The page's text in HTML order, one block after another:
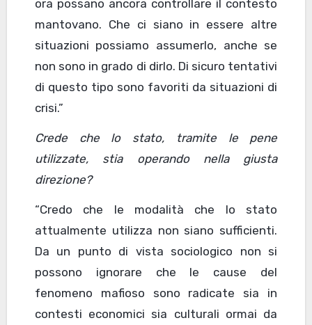
ora possano ancora controllare il contesto
mantovano. Che ci siano in essere altre
situazioni possiamo assumerlo, anche se
non sono in grado di dirlo. Di sicuro tentativi
di questo tipo sono favoriti da situazioni di
crisi.”
Crede che lo stato, tramite le pene
utilizzate, stia operando nella giusta
direzione?
“Credo che le modalità che lo stato
attualmente utilizza non siano sufficienti.
Da un punto di vista sociologico non si
possono ignorare che le cause del
fenomeno mafioso sono radicate sia in
contesti economici sia culturali ormai da